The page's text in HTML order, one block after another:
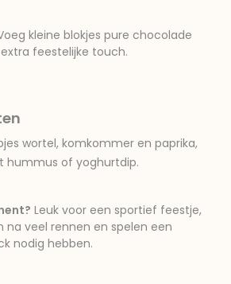
kleine blokjes pure chocolade
feestelijke touch.
wortel, komkommer en paprika,
hummus of yoghurtdip.
Leuk voor een sportief feestje,
na veel rennen en spelen een
nodig hebben.